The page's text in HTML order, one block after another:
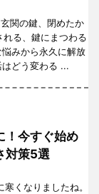
関の鍵、閉めたか
る、鍵にまつわる
みから永久に解放
どう変わる ...
！今すぐ始め
対策5選
くなりましたね。